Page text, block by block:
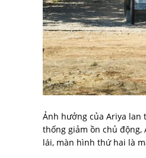
Ảnh hưởng của Ariya lan
thống giảm ồn chủ động,
lái, màn hình thứ hai là